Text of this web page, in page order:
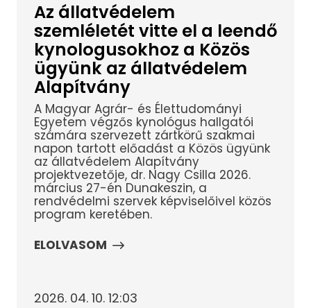
Az állatvédelem
szemléletét vitte el a leendő
kynologusokhoz a Közös
ügyünk az állatvédelem
Alapítvány
A Magyar Agrár- és Élettudományi
Egyetem végzős kynológus hallgatói
számára szervezett zártkörű szakmai
napon tartott előadást a Közös ügyünk
az állatvédelem Alapítvány
projektvezetője, dr. Nagy Csilla 2026.
március 27-én Dunakeszin, a
rendvédelmi szervek képviselőivel közös
program keretében.
ELOLVASOM
2026. 04. 10. 12:03